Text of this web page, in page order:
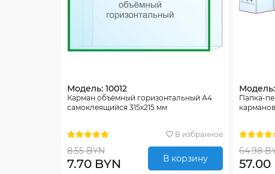
Модель: 10012
Карман объёмный горизонтальный А4
самоклеящийся 315х215 мм
В избранное
8.55 BYN
7.70 BYN В корзину
Папка-
64.98
57.00